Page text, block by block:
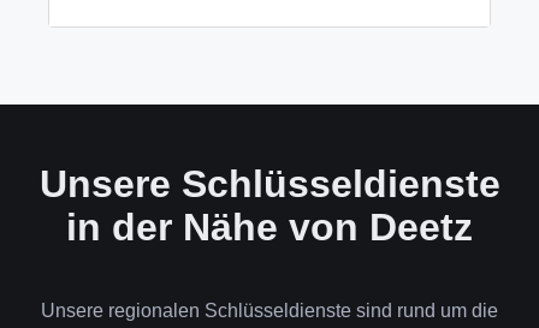
Unsere Schlüsseldienste
in der Nähe von Deetz
Unsere regionalen Schlüsseldienste sind rund um die